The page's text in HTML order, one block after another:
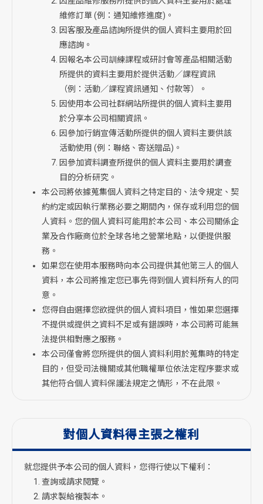
維修訂單 (例：通知維修進度)。
因客服及產品諮詢所提供的個人資料主要用於回
應諮詢。
因報名本公司訓練課程或研討會等產品相關活動
所提供的資料主要用於提供活動／課程資訊
（例：活動／課程資訊通知、付款等）。
因使用本公司社群網站所提供的個人資料主要用
於分享本公司相關資訊。
因參加行銷宣傳活動所提供的個人資料主要供該
活動使用 (例：聯絡、寄送贈品)。
因參加資料調查所提供的個人資料主要用於調查
目的分析研究。
本公司將依據蒐集個人資料之特定目的、法令規定、契
約約定或因執行業務必要之期間內，保存或利用您的個
人資料。您的個人資料可能用於本公司、本公司關係企
業及合作廠商位於全球各地之營業地點，以便提供服
務。
如果您在使用本服務時向本公司提供其他第三人的個人
資料，本公司將推定您已事先得到個人資料所有人的同
意。
您得自由選擇您欲提供的個人資料項目，惟如果您選擇
不提供或提供之資料不足或有錯誤時，本公司將可能無
法提供相對應之服務。
本公司僅會將您所提供的個人資料利用於蒐集時的特定
目的，但受司法機關或其他職權單位依法定程序要求或
其他符合個人資料保護法規定之情形，不在此限。
對個人資料得主張之權利
就您提供予本公司的個人資料，您得行使以下權利：
查詢或請求閱覽。
請求製給複製本。